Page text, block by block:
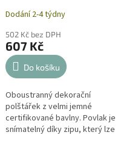
Dodání 2-4 týdny
502 Kč bez DPH
607 Kč
Do košíku
Oboustranný dekorační
polštářek z velmi jemné
certifikované bavlny. Povlak je
snímatelný díky zipu, který lze